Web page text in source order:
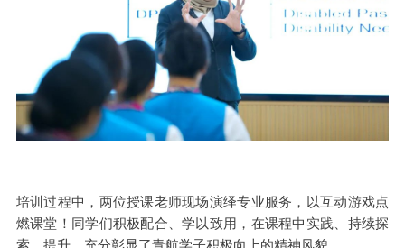
培训过程中，两位授课老师现场演绎专业服务，以互动游戏点
燃课堂！同学们积极配合、学以致用，在课程中实践、持续探